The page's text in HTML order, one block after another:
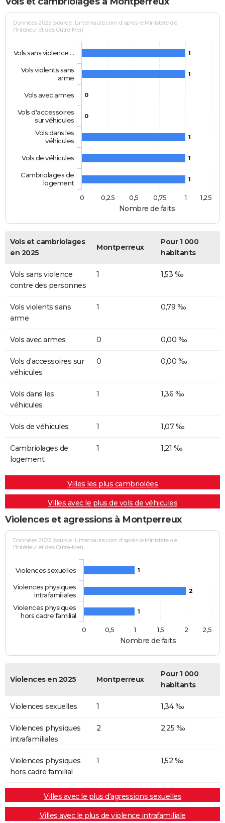
Nombre de faits
Données 2025 (source : Linternaute.com d'après le Ministère de
l'Intérieur et des Outre-Mer)
1
1
0
0
1
1
1
Vols sans violence …
Vols violents sans
arme
Vols avec armes
Vols d'accessoires
sur véhicules
Vols dans les
véhicules
Vols de véhicules
Cambriolages de
logement
0
1
0,25 0,5 0,75 1,25
Vols et cambriolages
en 2025
Montperreux
Pour 1 000
habitants
Vols sans violence
contre des personnes
1 1,53 ‰
Vols violents sans
arme
1 0,79 ‰
Vols avec armes 0 0,00 ‰
Vols d'accessoires sur
véhicules
0 0,00 ‰
Vols dans les
véhicules
1 1,36 ‰
Vols de véhicules 1 1,07 ‰
Cambriolages de
logement
1 1,21 ‰
Villes les plus cambriolées
Villes avec le plus de vols de véhicules
Violences et agressions à Montperreux
Nombre de faits
Données 2025 (source : Linternaute.com d'après le Ministère de
l'Intérieur et des Outre-Mer)
1
2
1
Violences sexuelles
Violences physiques
intrafamiliales
Violences physiques
hors cadre familial
0
0,5 1 1,5 2 2,5
Violences en 2025 Montperreux
Pour 1 000
habitants
Violences sexuelles 1 1,34 ‰
Violences physiques
intrafamiliales
2 2,25 ‰
Violences physiques
hors cadre familial
1 1,52 ‰
Villes avec le plus d'agressions sexuelles
Villes avec le plus de violence intrafamiliale